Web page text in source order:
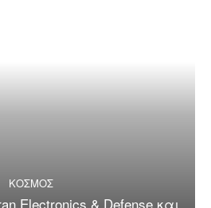
ΚΟΣΜΟΣ
Electronics & Defense και